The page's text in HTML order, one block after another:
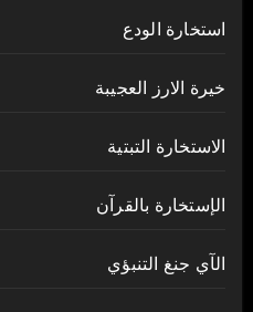
استخارة الودع
خيرة الارز العجيبة
الاستخارة التبتية
الإستخارة بالقرآن
الآي جنغ التنبؤي